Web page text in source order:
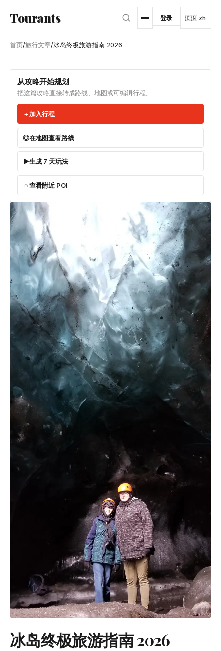
Tourants 登录 🇨🇳 zh
首页/旅行文章/冰岛终极旅游指南 2026
从攻略开始规划
把这篇攻略直接转成路线、地图或可编辑行程。
加入行程
在地图查看路线
生成 7 天玩法
查看附近 POI
冰岛终极旅游指南 2026